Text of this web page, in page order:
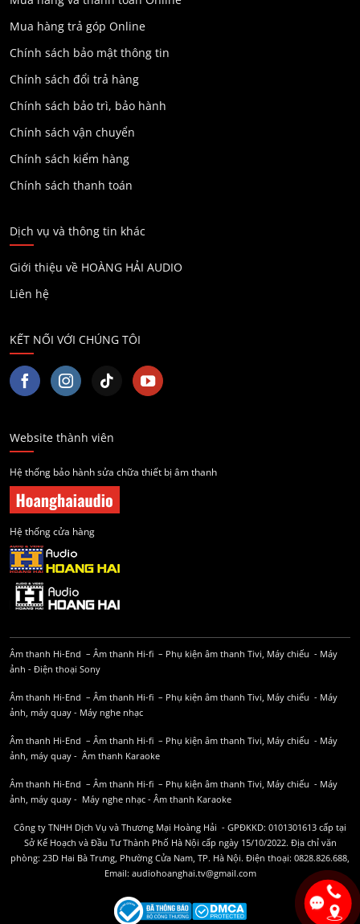
Mua hàng trả góp Online
Chính sách bảo mật thông tin
Chính sách đổi trả hàng
Chính sách bảo trì, bảo hành
Chính sách vận chuyển
Chính sách kiểm hàng
Chính sách thanh toán
Dịch vụ và thông tin khác
Giới thiệu về HOÀNG HẢI AUDIO
Liên hệ
KẾT NỐI VỚI CHÚNG TÔI
Website thành viên
Hệ thống bảo hành sửa chữa thiết bị âm thanh
Hệ thống cửa hàng
Âm thanh Hi-End – Âm thanh Hi-fi – Phụ kiện âm thanh Tivi, Máy chiếu - Máy
ảnh - Điện thoại Sony
Âm thanh Hi-End – Âm thanh Hi-fi – Phụ kiện âm thanh Tivi, Máy chiếu - Máy
ảnh, máy quay - Máy nghe nhạc
Âm thanh Hi-End – Âm thanh Hi-fi – Phụ kiện âm thanh Tivi, Máy chiếu - Máy
ảnh, máy quay - Âm thanh Karaoke
Âm thanh Hi-End – Âm thanh Hi-fi – Phụ kiện âm thanh Tivi, Máy chiếu - Máy
ảnh, máy quay - Máy nghe nhạc - Âm thanh Karaoke
Công ty TNHH Dịch Vụ và Thương Mại Hoàng Hải - GPĐKKD: 0101301613 cấp tại
Sở Kế Hoạch và Đầu Tư Thành Phố Hà Nội cấp ngày 15/10/2022. Địa chỉ văn
phòng: 23D Hai Bà Trưng, Phường Cửa Nam, TP. Hà Nội. Điện thoại: 0828.826.688,
Email: audiohoanghai.tv@gmail.com